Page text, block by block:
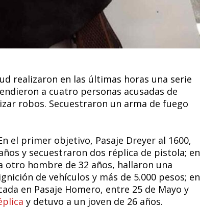
realizaron en las últimas horas una serie
a cuatro personas acusadas de
robos. Secuestraron un arma de fuego
el primer objetivo, Pasaje Dreyer al 1600,
y secuestraron dos réplica de pistola; en
otro hombre de 32 años, hallaron una
de vehículos y más de 5.000 pesos; en
en Pasaje Homero, entre 25 de Mayo y
y detuvo a un joven de 26 años.